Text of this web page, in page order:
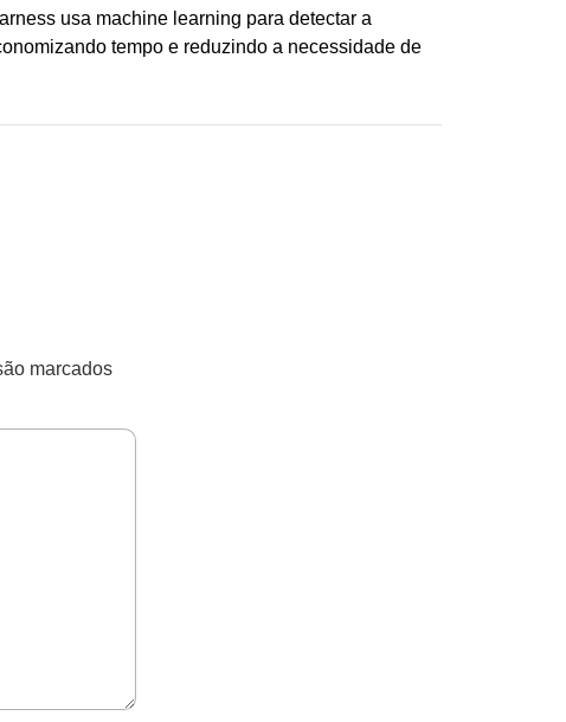
usa machine learning para detectar a
tempo e reduzindo a necessidade de
marcados